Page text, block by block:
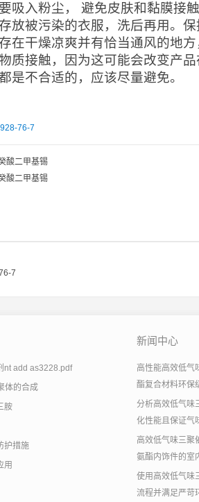
吸入粉尘， 避免皮肤和黏膜接
放被污染的衣服，洗后再用。
在干燥凉爽并有恰当通风的地
质接触，因为这可能会改变产
是不合适的，应该尽量避免。
76-7
酸二甲基锡
酸二甲基锡
7
nt add as3228.pdf
体的合成
胺
护措施
用
新闻中心
高性能高效低气
酯复合材料环保
分析高效低气味
化性能且保证气
高效低气味三聚
氨酯内饰件的室
使用高效低气味
流程并满足严苛